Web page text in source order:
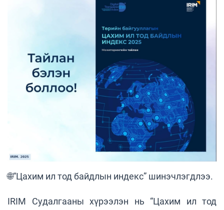
🌐“Цахим ил тод байдлын индекс” шинэчлэгдлээ.
IRIM Судалгааны хүрээлэн нь “Цахим ил тод